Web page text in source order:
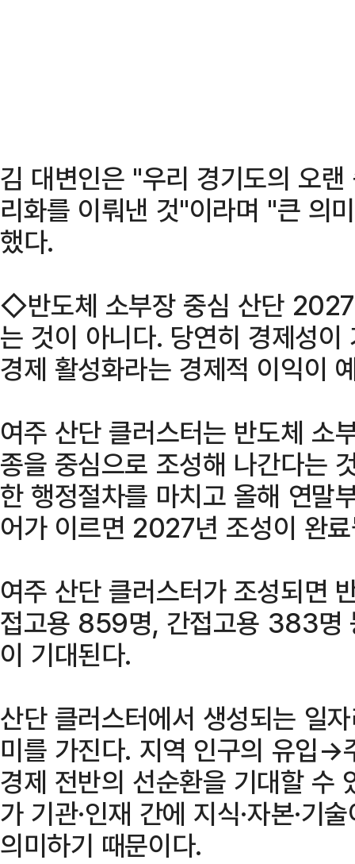
김 대변인은 "우리 경기도의 오
리화를 이뤄낸 것"이라며 "큰 의
했다.
◇반도체 소부장 중심 산단
는 것이 아니다. 당연히 경제성
경제 활성화라는 경제적 이익이
여주 산단 클러스터는 반도체 소
종을 중심으로 조성해 나간다는
한 행정절차를 마치고 올해 연말
어가 이르면 2027년 조성이 완
여주 산단 클러스터가 조성되면
접고용 859명, 간접고용 383명
이 기대된다.
산단 클러스터에서 생성되는 일
미를 가진다. 지역 인구의 유입→
경제 전반의 선순환을 기대할 수
가 기관·인재 간에 지식·자본·기
의미하기 때문이다.